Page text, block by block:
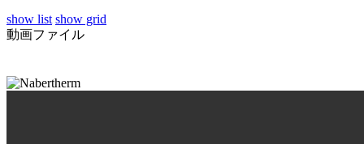
show list show grid
動画ファイル